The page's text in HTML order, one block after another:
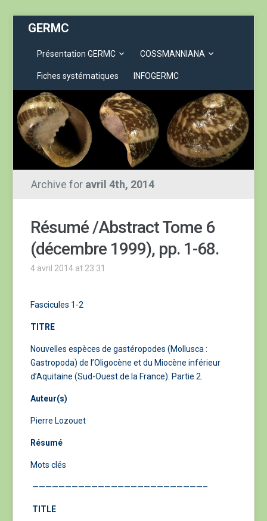
GERMC
Présentation GERMC COSSMANNIANA
Fiches systématiques INFOGERMC
Archive for avril 4th, 2014
Résumé /Abstract Tome 6
(décembre 1999), pp. 1-68.
4 avril 2014 at 23:31
Fascicules 1-2
TITRE
Nouvelles espèces de gastéropodes (Mollusca :
Gastropoda) de l’Oligocène et du Miocène inférieur
d’Aquitaine (Sud-Ouest de la France). Partie 2.
Auteur(s)
Pierre Lozouet
Résumé
Mots clés
——————————————————————————–
TITLE